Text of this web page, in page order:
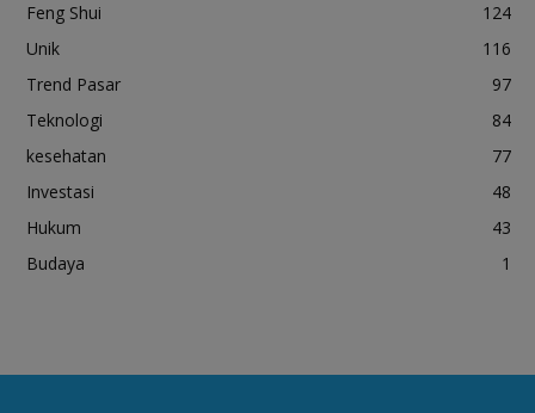
Feng Shui
124
Unik
116
Trend Pasar
97
Teknologi
84
kesehatan
77
Investasi
48
Hukum
43
Budaya
1